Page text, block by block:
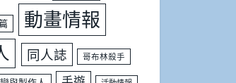
動畫情報
同人誌 哥布林殺手